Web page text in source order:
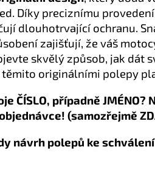
Díky preciznímu provedení
dlouhotrvající ochranu.
zajišťují, že váš
skvělý způsob, jak dát
těmito originálními polepy
ČÍSLO, případně JMÉNO?
(samozřejmě
návrh polepů ke